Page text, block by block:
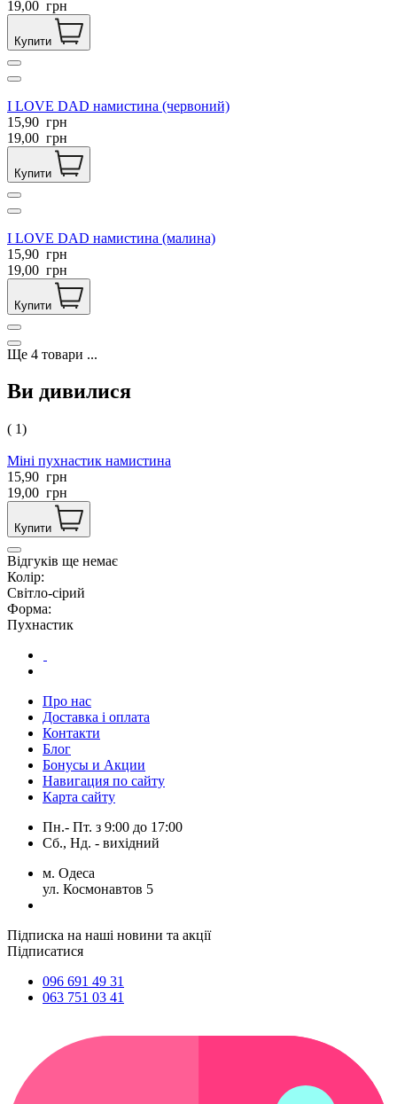
19,00 грн
Купити
I LOVE DAD намистина (червоний)
15,90 грн
19,00 грн
Купити
I LOVE DAD намистина (малина)
15,90 грн
19,00 грн
Купити
Ще 4 товари ...
Ви дивилися
( 1)
Міні пухнастик намистина
15,90 грн
19,00 грн
Купити
Відгуків ще немає
Колір:
Світло-сірий
Форма:
Пухнастик
Про нас
Доставка і оплата
Контакти
Блог
Бонусы и Акции
Навигация по сайту
Карта сайту
Пн.- Пт. з 9:00 до 17:00
Сб., Нд. - вихідний
м. Одеса
ул. Космонавтов 5
Підписка на наші новини та акції
Підписатися
096 691 49 31
063 751 03 41